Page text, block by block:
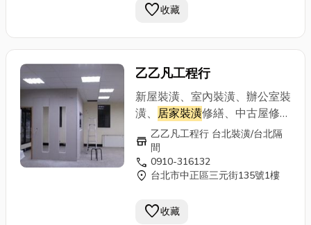
衣室、各式櫥櫃訂做專業施工：
音、造價經濟、提供居家辦公、
廠房最佳環境、廚房、浴廁：可
採用矽酸鈣板、或水泥板等材質
可防水、也可貼磁磚、 可出防
火証明書木工裝潢輕鋼架工程
自工價廉 手機：0910-316132
電話：02-29712148
favorite收藏
乙乙凡工程行
新屋裝潢、室內裝潢、辦公室裝
潢、 居家裝潢修繕、中古屋修
繕、拆除清運重建、公寓改套房
裝潢、舊屋翻修、頂樓加蓋、造
型天花板、夾板隔間、隔音防火
隔熱隔間、線板、踢腳板、門片
衣室、各式櫥櫃訂做專業施工：
store 乙乙凡工程行 台北裝潢/台北隔
間
call 0910-316132
location_on 台北市中正區三元街135號1樓
favorite收藏